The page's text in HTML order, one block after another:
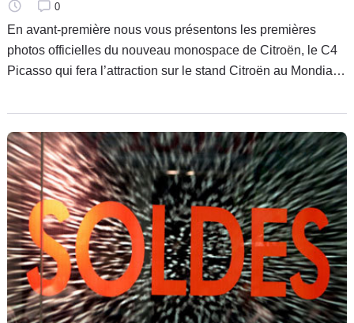
0
En avant-première nous vous présentons les premières
photos officielles du nouveau monospace de Citroën, le C4
Picasso qui fera l’attraction sur le stand Citroën au Mondial